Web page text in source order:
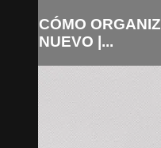
CÓMO
NUEVO |...